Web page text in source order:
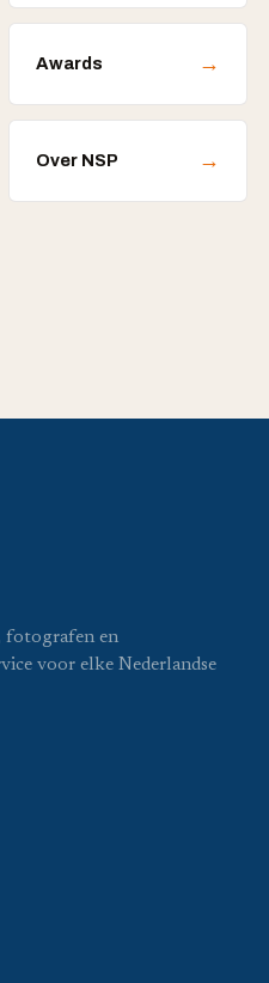
Awards →
Over NSP →
fotografen en
voor elke Nederlandse